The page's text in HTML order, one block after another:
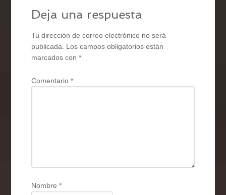
Deja una respuesta
Tu dirección de correo electrónico no será
publicada. Los campos obligatorios están
marcados con*
Comentario*
Nombre*